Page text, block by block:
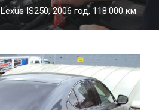
Lexus IS250, 2006 год, 118.000 км.